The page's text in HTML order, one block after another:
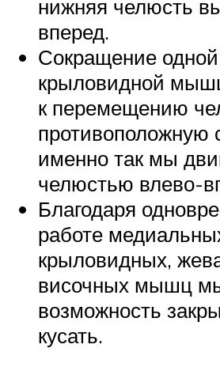
нижняя челюсть
вперед.
Сокращение
крыловидной
к перемещению
противоположную
именно так мы
челюстью влево-
Благодаря
работе
крыловидных,
височных мышц
возможность
кусать.